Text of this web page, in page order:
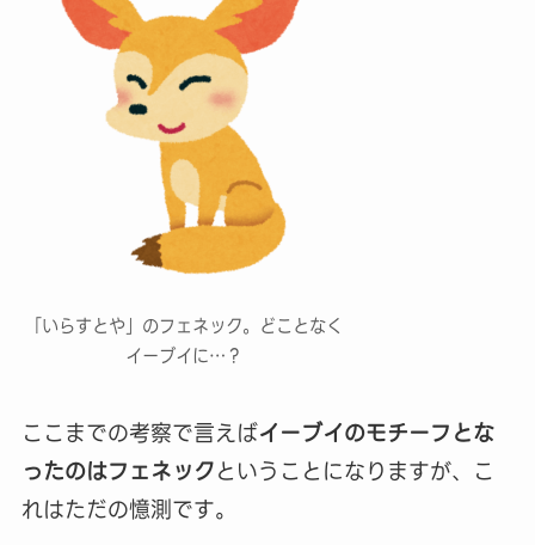
「いらすとや」のフェネック。どことなく
イーブイに…？
ここまでの考察で言えばイーブイのモチーフとな
ったのはフェネックということになりますが、こ
れはただの憶測です。